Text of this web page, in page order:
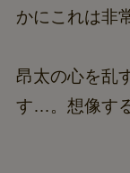
かにこれは非
昂太の心を乱
す…。想像す